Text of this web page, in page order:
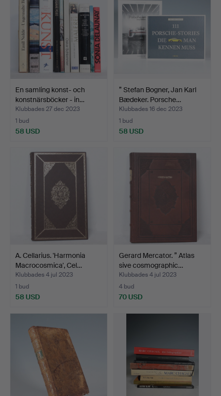
En samling konst- och
konstnärsböcker - in…
Klubbades 27 dec 2023
1 bud
58 USD
” Stefan Bogner, Jan Karl
Bædeker. Porsche…
Klubbades 16 dec 2023
1 bud
58 USD
A. Cellarius. 'Harmonia
Macrocosmica', Cel…
Klubbades 4 jul 2023
1 bud
58 USD
Gerard Mercator. ” Atlas
sive cosmographic…
Klubbades 4 jul 2023
4 bud
70 USD